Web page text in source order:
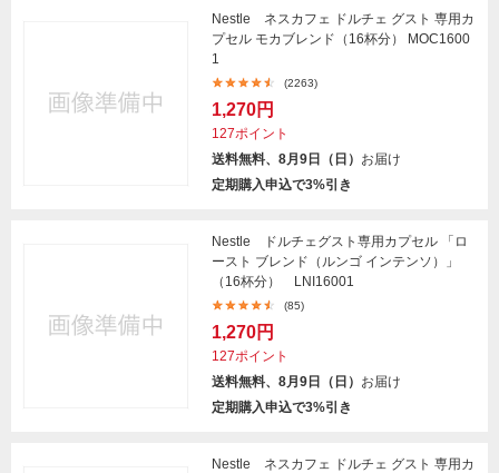
Nestle ネスカフェ ドルチェ グスト 専用カ
プセル モカブレンド（16杯分） MOC1600
1
(2263)
1,270円
127ポイント
送料無料、8月9日（日） お届け
定期購入申込で3%引き
Nestle ドルチェグスト専用カプセル 「ロ
ースト ブレンド（ルンゴ インテンソ）」
（16杯分） LNI16001
(85)
1,270円
127ポイント
送料無料、8月9日（日） お届け
定期購入申込で3%引き
Nestle ネスカフェ ドルチェ グスト 専用カ